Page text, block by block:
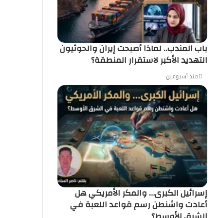
باب المندب.. لماذا أصبحت إيران والحوثيون
التهديد الأكبر لاستقرار المنطقة؟
منذ أسبوعين
إسرائيل الكبرى… والمكر الأمريكي هل
أعادت واشنطن رسم قواعد اللعبة في